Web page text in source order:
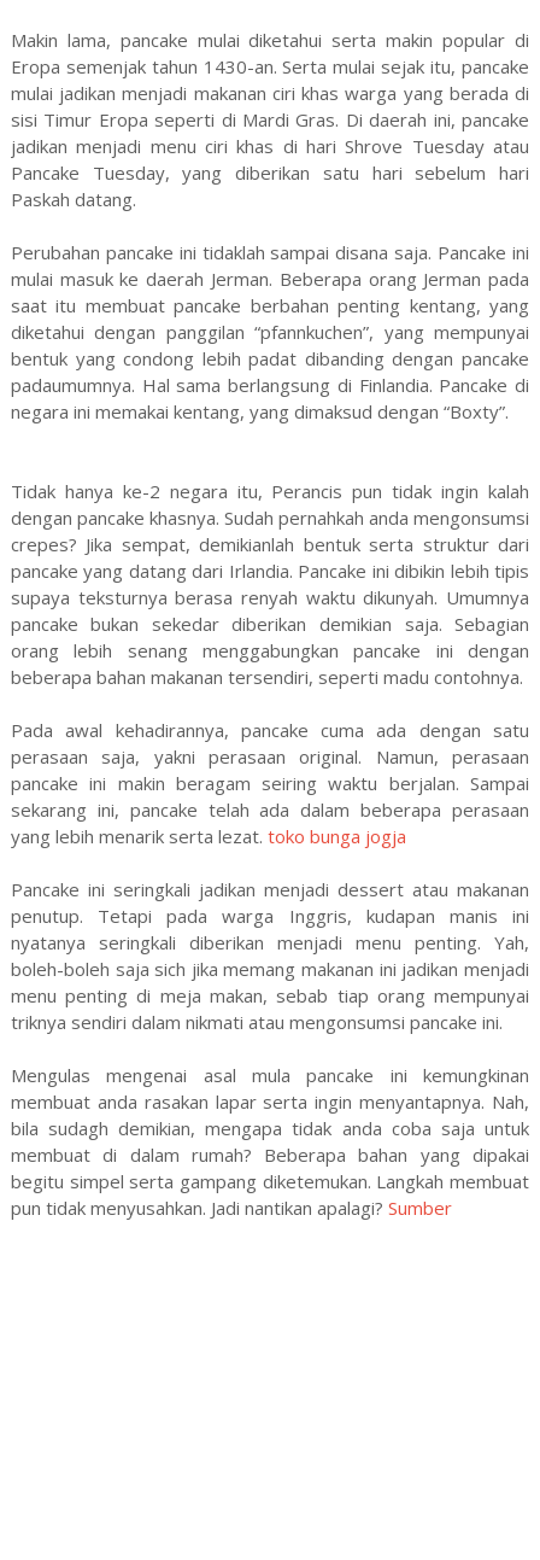
Makin lama, pancake mulai diketahui serta makin popular di
Eropa semenjak tahun 1430-an. Serta mulai sejak itu, pancake
mulai jadikan menjadi makanan ciri khas warga yang berada di
sisi Timur Eropa seperti di Mardi Gras. Di daerah ini, pancake
jadikan menjadi menu ciri khas di hari Shrove Tuesday atau
Pancake Tuesday, yang diberikan satu hari sebelum hari
Paskah datang.
Perubahan pancake ini tidaklah sampai disana saja. Pancake ini
mulai masuk ke daerah Jerman. Beberapa orang Jerman pada
saat itu membuat pancake berbahan penting kentang, yang
diketahui dengan panggilan “pfannkuchen”, yang mempunyai
bentuk yang condong lebih padat dibanding dengan pancake
padaumumnya. Hal sama berlangsung di Finlandia. Pancake di
negara ini memakai kentang, yang dimaksud dengan “Boxty”.
Tidak hanya ke-2 negara itu, Perancis pun tidak ingin kalah
dengan pancake khasnya. Sudah pernahkah anda mengonsumsi
crepes? Jika sempat, demikianlah bentuk serta struktur dari
pancake yang datang dari Irlandia. Pancake ini dibikin lebih tipis
supaya teksturnya berasa renyah waktu dikunyah. Umumnya
pancake bukan sekedar diberikan demikian saja. Sebagian
orang lebih senang menggabungkan pancake ini dengan
beberapa bahan makanan tersendiri, seperti madu contohnya.
Pada awal kehadirannya, pancake cuma ada dengan satu
perasaan saja, yakni perasaan original. Namun, perasaan
pancake ini makin beragam seiring waktu berjalan. Sampai
sekarang ini, pancake telah ada dalam beberapa perasaan
yang lebih menarik serta lezat. toko bunga jogja
Pancake ini seringkali jadikan menjadi dessert atau makanan
penutup. Tetapi pada warga Inggris, kudapan manis ini
nyatanya seringkali diberikan menjadi menu penting. Yah,
boleh-boleh saja sich jika memang makanan ini jadikan menjadi
menu penting di meja makan, sebab tiap orang mempunyai
triknya sendiri dalam nikmati atau mengonsumsi pancake ini.
Mengulas mengenai asal mula pancake ini kemungkinan
membuat anda rasakan lapar serta ingin menyantapnya. Nah,
bila sudagh demikian, mengapa tidak anda coba saja untuk
membuat di dalam rumah? Beberapa bahan yang dipakai
begitu simpel serta gampang diketemukan. Langkah membuat
pun tidak menyusahkan. Jadi nantikan apalagi? Sumber